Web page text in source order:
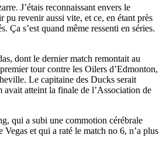
J’étais reconnaissant envers le
pu revenir aussi vite, et ce, en étant près
Ça s’est quand même ressenti en séries.
dont le dernier match remontait au
tour contre les Oilers d’Edmonton,
Le capitaine des Ducks serait
avait atteint la finale de l’Association de
qui a subi une commotion cérébrale
Vegas et qui a raté le match no 6, n’a plus